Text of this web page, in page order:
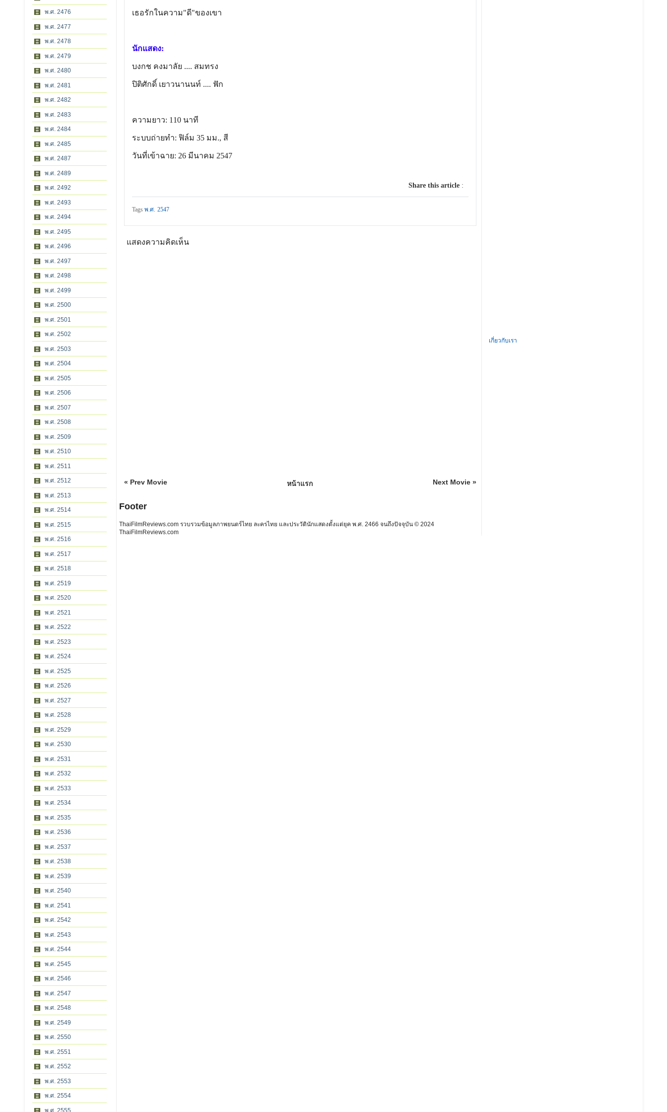
พ.ศ. 2476
พ.ศ. 2477
พ.ศ. 2478
พ.ศ. 2479
พ.ศ. 2480
พ.ศ. 2481
พ.ศ. 2482
พ.ศ. 2483
พ.ศ. 2484
พ.ศ. 2485
พ.ศ. 2487
พ.ศ. 2489
พ.ศ. 2492
พ.ศ. 2493
พ.ศ. 2494
พ.ศ. 2495
พ.ศ. 2496
พ.ศ. 2497
พ.ศ. 2498
พ.ศ. 2499
พ.ศ. 2500
พ.ศ. 2501
พ.ศ. 2502
พ.ศ. 2503
พ.ศ. 2504
พ.ศ. 2505
พ.ศ. 2506
พ.ศ. 2507
พ.ศ. 2508
พ.ศ. 2509
พ.ศ. 2510
พ.ศ. 2511
พ.ศ. 2512
พ.ศ. 2513
พ.ศ. 2514
พ.ศ. 2515
พ.ศ. 2516
พ.ศ. 2517
พ.ศ. 2518
พ.ศ. 2519
พ.ศ. 2520
พ.ศ. 2521
พ.ศ. 2522
พ.ศ. 2523
พ.ศ. 2524
พ.ศ. 2525
พ.ศ. 2526
พ.ศ. 2527
พ.ศ. 2528
พ.ศ. 2529
พ.ศ. 2530
พ.ศ. 2531
พ.ศ. 2532
พ.ศ. 2533
พ.ศ. 2534
พ.ศ. 2535
พ.ศ. 2536
พ.ศ. 2537
พ.ศ. 2538
พ.ศ. 2539
พ.ศ. 2540
พ.ศ. 2541
พ.ศ. 2542
พ.ศ. 2543
พ.ศ. 2544
พ.ศ. 2545
พ.ศ. 2546
พ.ศ. 2547
พ.ศ. 2548
พ.ศ. 2549
พ.ศ. 2550
พ.ศ. 2551
พ.ศ. 2552
พ.ศ. 2553
พ.ศ. 2554
พ.ศ. 2555
เธอรักในความ"ดี"ของเขา
นักแสดง:
บงกช คงมาลัย .... สมทรง
ปิติศักดิ์ เยาวนานนท์ .... ฟัก
ความยาว: 110 นาที
ระบบถ่ายทำ: ฟิล์ม 35 มม., สี
วันที่เข้าฉาย: 26 มีนาคม 2547
Share this article:
Tagsพ.ศ. 2547
แสดงความคิดเห็น
« Prev Movie Next Movie »
หน้าแรก
Footer
ThaiFilmReviews.com รวบรวมข้อมูลภาพยนตร์ไทย ละครไทย และประวัตินักแสดงตั้งแต่ยุค พ.ศ. 2466 จนถึงปัจจุบัน © 2024
ThaiFilmReviews.com
เกี่ยวกับเรา